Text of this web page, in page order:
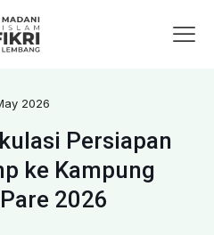
2026
Persiapan
ke Kampung
2026